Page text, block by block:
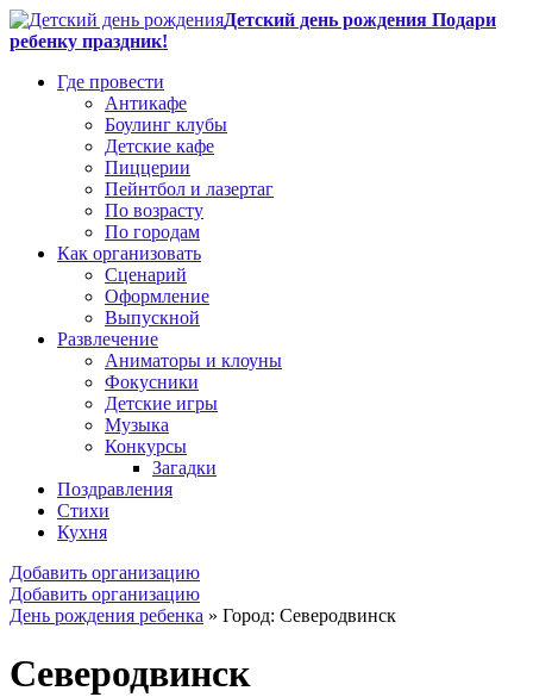
Детский день рождения Подари
ребенку праздник!
Где провести
Антикафе
Боулинг клубы
Детские кафе
Пиццерии
Пейнтбол и лазертаг
По возрасту
По городам
Как организовать
Сценарий
Оформление
Выпускной
Развлечение
Аниматоры и клоуны
Фокусники
Детские игры
Музыка
Конкурсы
Загадки
Поздравления
Стихи
Кухня
Добавить организацию
Добавить организацию
День рождения ребенка » Город: Северодвинск
Северодвинск